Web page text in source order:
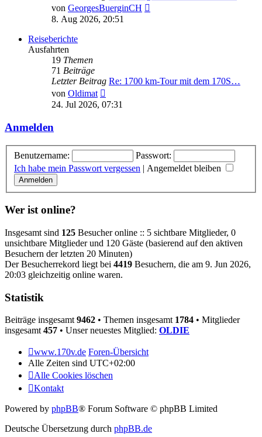
von GeorgesBuerginCH
8. Aug 2026, 20:51
Reiseberichte
Ausfahrten
19 Themen
71 Beiträge
Letzter Beitrag Re: 1700 km-Tour mit dem 170S…
von Oldimat
Beitrag
24. Jul 2026, 07:31
Anmelden
Benutzername:
Passwort:
Ich habe mein Passwort vergessen | Angemeldet bleiben
Wer ist online?
Insgesamt sind 125 Besucher online :: 5 sichtbare Mitglieder, 0
unsichtbare Mitglieder und 120 Gäste (basierend auf den aktiven
Besuchern der letzten 20 Minuten)
Der Besucherrekord liegt bei 4419 Besuchern, die am 9. Jun 2026,
20:03 gleichzeitig online waren.
Statistik
Beiträge insgesamt 9462 • Themen insgesamt 1784 • Mitglieder
insgesamt 457 • Unser neuestes Mitglied: OLDIE
www.170v.de Foren-Übersicht
Alle Zeiten sind UTC+02:00
Alle Cookies löschen
Kontakt
Powered by phpBB® Forum Software © phpBB Limited
Deutsche Übersetzung durch phpBB.de